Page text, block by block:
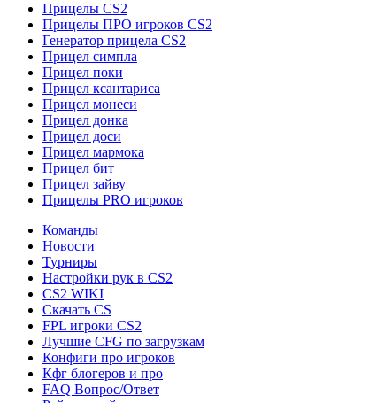
Прицелы CS2
Прицелы ПРО игроков CS2
Генератор прицела CS2
Прицел симпла
Прицел поки
Прицел ксантариса
Прицел монеси
Прицел донка
Прицел доси
Прицел мармока
Прицел бит
Прицел зайву
Прицелы PRO игроков
Команды
Новости
Турниры
Настройки рук в CS2
CS2 WIKI
Скачать CS
FPL игроки CS2
Лучшие CFG по загрузкам
Конфиги про игроков
Кфг блогеров и про
FAQ Вопрос/Ответ